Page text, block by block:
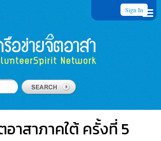
Sign In
าสาภาคใต้ ครั้งที่ 5